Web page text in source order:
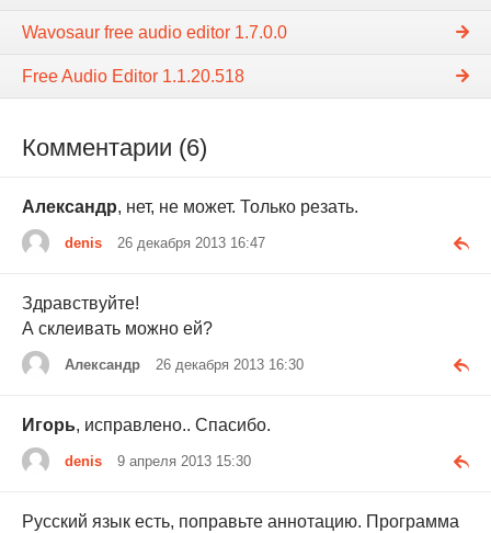
Wavosaur free audio editor 1.7.0.0
Free Audio Editor 1.1.20.518
Комментарии (6)
Александр, нет, не может. Только резать.
denis 26 декабря 2013 16:47
Здравствуйте!
А склеивать можно ей?
Александр 26 декабря 2013 16:30
Игорь, исправлено.. Спасибо.
denis 9 апреля 2013 15:30
Русский язык есть, поправьте аннотацию. Программа